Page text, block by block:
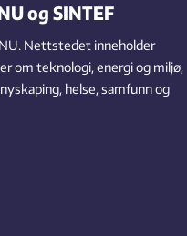
og SINTEF
Nettstedet inneholder
om teknologi, energi og miljø,
helse, samfunn og